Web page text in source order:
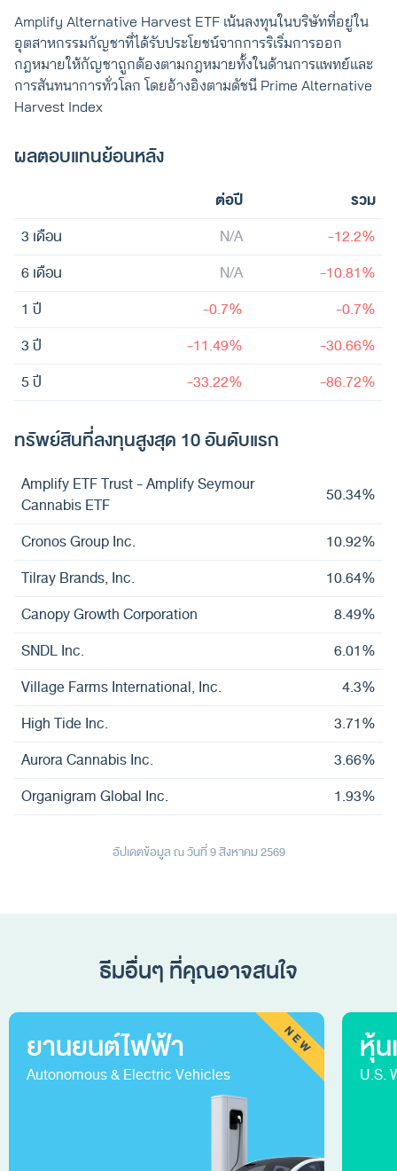
Amplify Alternative Harvest ETF เน้นลงทุนในบริษัทที่อยู่ใน
อุตสาหกรรมกัญชาที่ได้รับประโยชน์จากการริเริ่มการออก
กฎหมายให้กัญชาถูกต้องตามกฎหมายทั้งในด้านการแพทย์และ
การสันทนาการทั่วโลก โดยอ้างอิงตามดัชนี Prime Alternative
Harvest Index
ผลตอบแทนย้อนหลัง
ต่อปี รวม
3 เดือน N/A
-12.2%
6 เดือน
N/A
-10.81%
1 ปี
-0.7%
-0.7%
3 ปี
-11.49%
-30.66%
5 ปี
-33.22% -86.72%
ทรัพย์สินที่ลงทุนสูงสุด 10 อันดับแรก
Amplify ETF Trust - Amplify Seymour
Cannabis ETF
50.34%
Cronos Group Inc.
10.92%
Tilray Brands, Inc.
10.64%
Canopy Growth Corporation
8.49%
SNDL Inc.
6.01%
Village Farms International, Inc.
4.3%
High Tide Inc.
3.71%
Aurora Cannabis Inc.
3.66%
Organigram Global Inc.
1.93%
อัปเดตข้อมูล ณ วันที่ 9 สิงหาคม 2569
ธีมอื่นๆ ที่คุณอาจสนใจ
ยานยนต์ไฟฟ้า
Autonomous & Electric Vehicles
หุ้
U.S.